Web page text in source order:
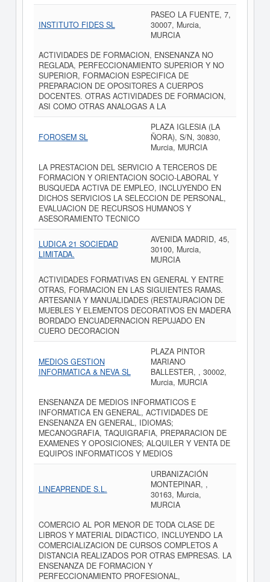
INSTITUTO FIDES SL
PASEO LA FUENTE, 7,
30007, Murcia,
MURCIA
ACTIVIDADES DE FORMACION, ENSENANZA NO
REGLADA, PERFECCIONAMIENTO SUPERIOR Y NO
SUPERIOR, FORMACION ESPECIFICA DE
PREPARACION DE OPOSITORES A CUERPOS
DOCENTES. OTRAS ACTIVIDADES DE FORMACION,
ASI COMO OTRAS ANALOGAS A LA
FOROSEM SL
PLAZA IGLESIA (LA
ÑORA), S/N, 30830,
Murcia, MURCIA
LA PRESTACION DEL SERVICIO A TERCEROS DE
FORMACION Y ORIENTACION SOCIO-LABORAL Y
BUSQUEDA ACTIVA DE EMPLEO, INCLUYENDO EN
DICHOS SERVICIOS LA SELECCION DE PERSONAL,
EVALUACION DE RECURSOS HUMANOS Y
ASESORAMIENTO TECNICO
LUDICA 21 SOCIEDAD
LIMITADA.
AVENIDA MADRID, 45,
30100, Murcia,
MURCIA
ACTIVIDADES FORMATIVAS EN GENERAL Y ENTRE
OTRAS, FORMACION EN LAS SIGUIENTES RAMAS.
ARTESANIA Y MANUALIDADES (RESTAURACION DE
MUEBLES Y ELEMENTOS DECORATIVOS EN MADERA
BORDADO ENCUADERNACION REPUJADO EN
CUERO DECORACION
MEDIOS GESTION
INFORMATICA & NEVA SL
PLAZA PINTOR
MARIANO
BALLESTER, , 30002,
Murcia, MURCIA
ENSENANZA DE MEDIOS INFORMATICOS E
INFORMATICA EN GENERAL, ACTIVIDADES DE
ENSENANZA EN GENERAL, IDIOMAS;
MECANOGRAFIA, TAQUIGRAFIA, PREPARACION DE
EXAMENES Y OPOSICIONES; ALQUILER Y VENTA DE
EQUIPOS INFORMATICOS Y MEDIOS
LINEAPRENDE S.L.
URBANIZACIÓN
MONTEPINAR, ,
30163, Murcia,
MURCIA
COMERCIO AL POR MENOR DE TODA CLASE DE
LIBROS Y MATERIAL DIDACTICO, INCLUYENDO LA
COMERCIALIZACION DE CURSOS COMPLETOS A
DISTANCIA REALIZADOS POR OTRAS EMPRESAS. LA
ENSENANZA DE FORMACION Y
PERFECCIONAMIENTO PROFESIONAL,